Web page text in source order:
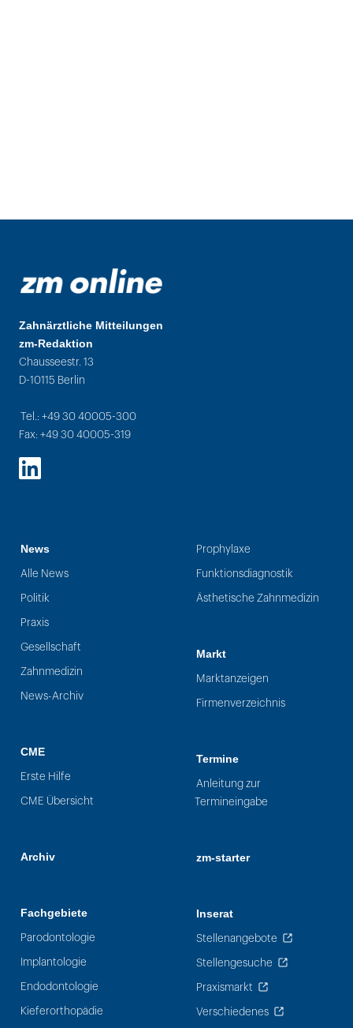
Zahnärztliche Mitteilungen
zm-Redaktion
Chausseestr. 13
D-10115 Berlin
Tel.: +49 30 40005-300
Fax: +49 30 40005-319
LinkedIn
News
Alle News
Politik
Praxis
Gesellschaft
Zahnmedizin
News-Archiv
CME
Erste Hilfe
CME Übersicht
Archiv
Fachgebiete
Parodontologie
Implantologie
Endodontologie
Kieferorthopädie
Prophylaxe
Funktionsdiagnostik
Ästhetische Zahnmedizin
Markt
Marktanzeigen
Firmenverzeichnis
Termine
Anleitung zur
Termineingabe
zm-starter
Inserat
Stellenangebote
Stellengesuche
Praxismarkt
Verschiedenes